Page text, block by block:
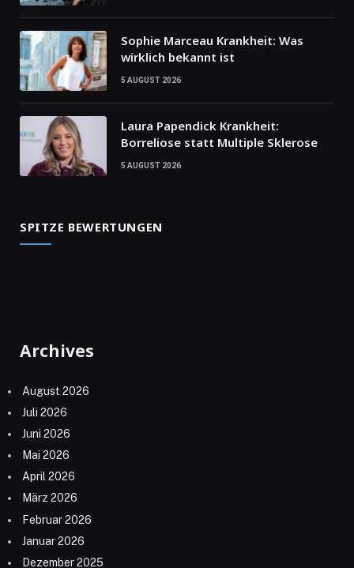
Sophie Marceau Krankheit: Was
wirklich bekannt ist
5 AUGUST 2026
Laura Papendick Krankheit:
Borreliose statt Multiple Sklerose
5 AUGUST 2026
SPITZE BEWERTUNGEN
Archives
August 2026
Juli 2026
Juni 2026
Mai 2026
April 2026
März 2026
Februar 2026
Januar 2026
Dezember 2025